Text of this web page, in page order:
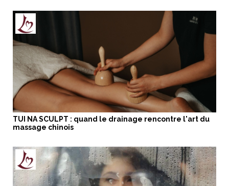
TUI NA SCULPT : quand le drainage rencontre l'art du
massage chinois